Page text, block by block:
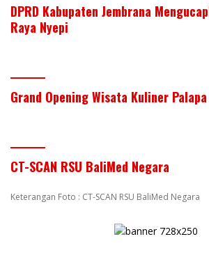
DPRD Kabupaten Jembrana
Raya Nyepi
Grand Opening Wisata Kuliner Palapa
CT-SCAN RSU BaliMed Negara
Keterangan Foto : CT-SCAN RSU BaliMed Negara